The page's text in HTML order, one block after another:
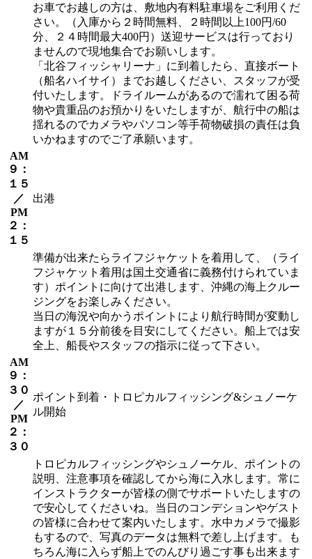
お車でお越しの方は、敷地内有料駐車場をご利用くだ
さい。（入庫から２時間無料、２時間以上100円/60
分、２４時間最大400円）送迎サービスは行っており
ませんので現地集合でお願いします。
「北谷フィッシャリーナ」に到着したら、直接ボート
（船名ハイサイ）までお越しください、スタッフが受
付いたします。ドライルームがあるので濡れて困る荷
物や貴重品のお預かりをいたしますが、航行中の船は
揺れるのでカメラやパソコン等手荷物破損の責任は負
いかねますのでご了承願います。
AM
９：
１５
／
PM
２：
１５
出港
準備が出来たらライフジャケットを着用して、（ライ
フジャケット着用は国土交通省に義務付けられていま
す）ポイントに向けて出港します、沖縄の海上クルー
ジングをお楽しみください。
当日の海況や向かうポイントにより航行時間が変動し
ますが１５分前後を目安にしてください。船上では安
全上、船長やスタッフの指示に従って下さい。
AM
９：
３０
／
PM
２：
３０
ポイント到着・トロピカルフィッシング&シュノーケ
ル開始
トロピカルフィッシングやシュノーケル、ポイントの
説明、注意事項を確認してから海に入水します。常に
インストラクターが皆様の側でサポートいたしますの
で安心してくださいね。当日のコンデションやゲスト
の皆様に合わせて案内いたします。水中カメラで撮影
もするので、写真のデータは無料で差し上げます。も
ちろん海に入らず船上でのんびり過ごす事も出来ます